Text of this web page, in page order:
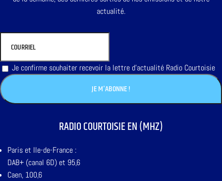
actualité.
Je confirme souhaiter recevoir la lettre d'actualité Radio Courtoisie
RADIO COURTOISIE EN (MHZ)
Paris et Ile-de-France :
DAB+ (canal 6D) et 95,6
Caen, 100,6